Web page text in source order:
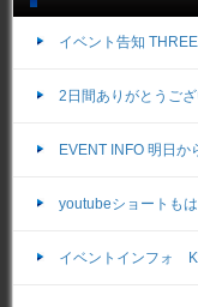
イベント告知
2日間ありがとうご
EVENT INFO 明日か
youtubeショートも
イベントインフォ